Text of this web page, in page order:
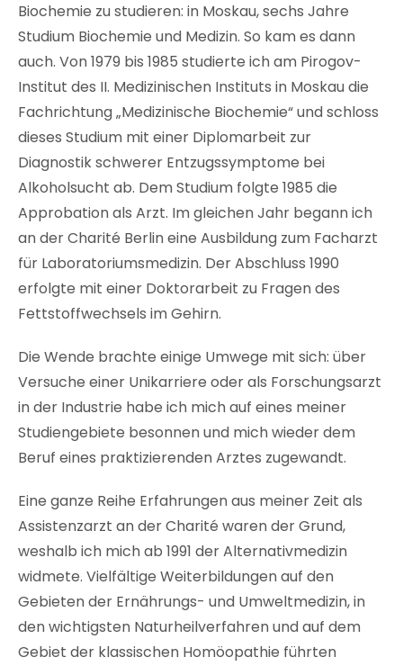
Biochemie zu studieren: in Moskau, sechs Jahre
Studium Biochemie und Medizin. So kam es dann
auch. Von 1979 bis 1985 studierte ich am Pirogov-
Institut des II. Medizinischen Instituts in Moskau die
Fachrichtung „Medizinische Biochemie“ und schloss
dieses Studium mit einer Diplomarbeit zur
Diagnostik schwerer Entzugssymptome bei
Alkoholsucht ab. Dem Studium folgte 1985 die
Approbation als Arzt. Im gleichen Jahr begann ich
an der Charité Berlin eine Ausbildung zum Facharzt
für Laboratoriumsmedizin. Der Abschluss 1990
erfolgte mit einer Doktorarbeit zu Fragen des
Fettstoffwechsels im Gehirn.
Die Wende brachte einige Umwege mit sich: über
Versuche einer Unikarriere oder als Forschungsarzt
in der Industrie habe ich mich auf eines meiner
Studiengebiete besonnen und mich wieder dem
Beruf eines praktizierenden Arztes zugewandt.
Eine ganze Reihe Erfahrungen aus meiner Zeit als
Assistenzarzt an der Charité waren der Grund,
weshalb ich mich ab 1991 der Alternativmedizin
widmete. Vielfältige Weiterbildungen auf den
Gebieten der Ernährungs- und Umweltmedizin, in
den wichtigsten Naturheilverfahren und auf dem
Gebiet der klassischen Homöopathie führten